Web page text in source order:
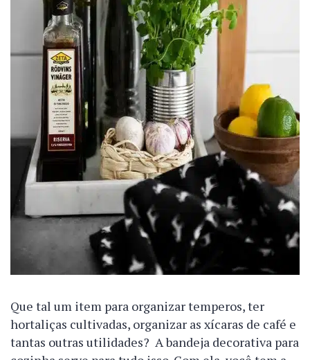
Que tal um item para organizar temperos, ter
hortaliças cultivadas, organizar as xícaras de café e
tantas outras utilidades? A bandeja decorativa para